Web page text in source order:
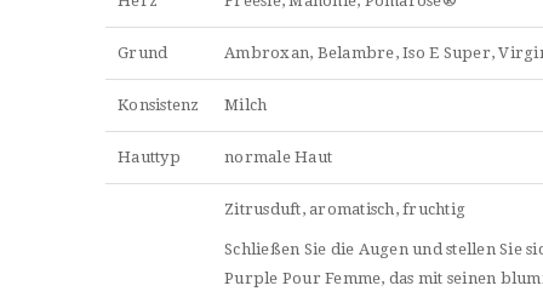
Grund Ambroxan, Belambre, Iso E Super,
Konsistenz Milch
Hauttyp normale Haut
Zitrusduft, aromatisch, fruchtig
Schließen Sie die Augen und stellen Sie
Purple Pour Femme, das mit seinen